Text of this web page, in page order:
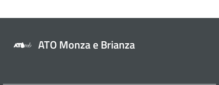
ATO Monza e Brianza